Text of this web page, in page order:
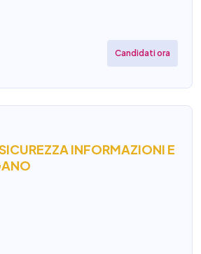
Candidati ora
INFORMAZIONI E